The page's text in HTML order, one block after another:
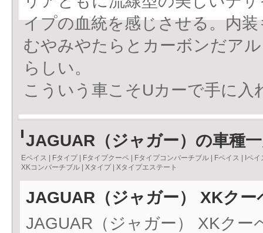
イプの血統を感じさせる。内
むやみやたらとカーボンだア
らしい。
こういう車こそUカーで手に
JAGUAR（ジャガー）の車種
Eペイス Fタイプ| Fタイプクーペ Fタイプコンバーチブル Fペイス
Iペイ
XKコンバーチブル
Xタイプ| Xタイプエステート
JAGUAR（ジャガー） XKクー
JAGUAR（ジャガー） XKクー